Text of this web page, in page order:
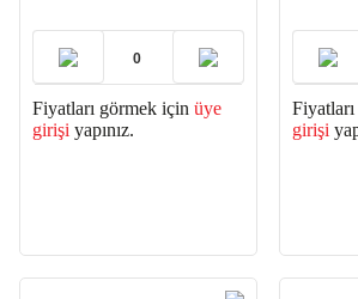
Fiyatları görmek için üye
girişi yapınız.
girişi